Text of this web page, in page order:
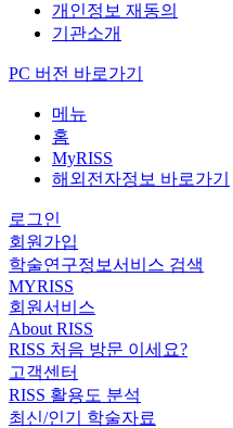
개인정보 재동의
기관소개
PC 버전 바로가기
메뉴
홈
MyRISS
해외전자정보 바로가기
로그인
회원가입
학술연구정보서비스 검색
MYRISS
회원서비스
About RISS
RISS 처음 방문 이세요?
고객센터
RISS 활용도 분석
최신/인기 학술자료